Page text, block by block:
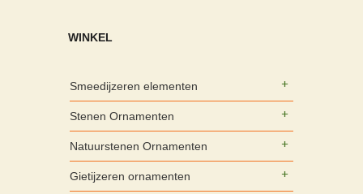
WINKEL
Smeedijzeren elementen
Stenen Ornamenten
Natuurstenen Ornamenten
Gietijzeren ornamenten